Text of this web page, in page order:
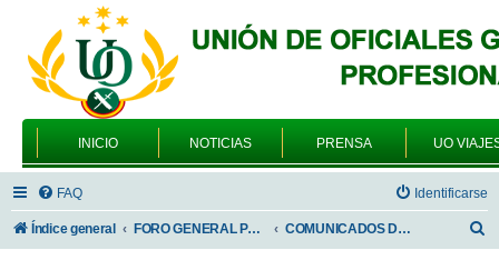
INICIO NOTICIAS PRENSA UO
FAQ Identificarse
Índice general FORO GENERAL PARA TODOS LOS USUARIOS COMUNICADOS DE LA UNIÓN DE OFICIALES